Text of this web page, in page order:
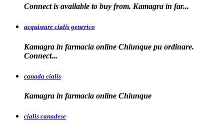
Connect is available to buy from. Kamagra in far...
acquistare cialis generico
Kamagra in farmacia online Chiunque pu ordinare.
Connect...
canada cialis
Kamagra in farmacia online Chiunque
cialis canadese